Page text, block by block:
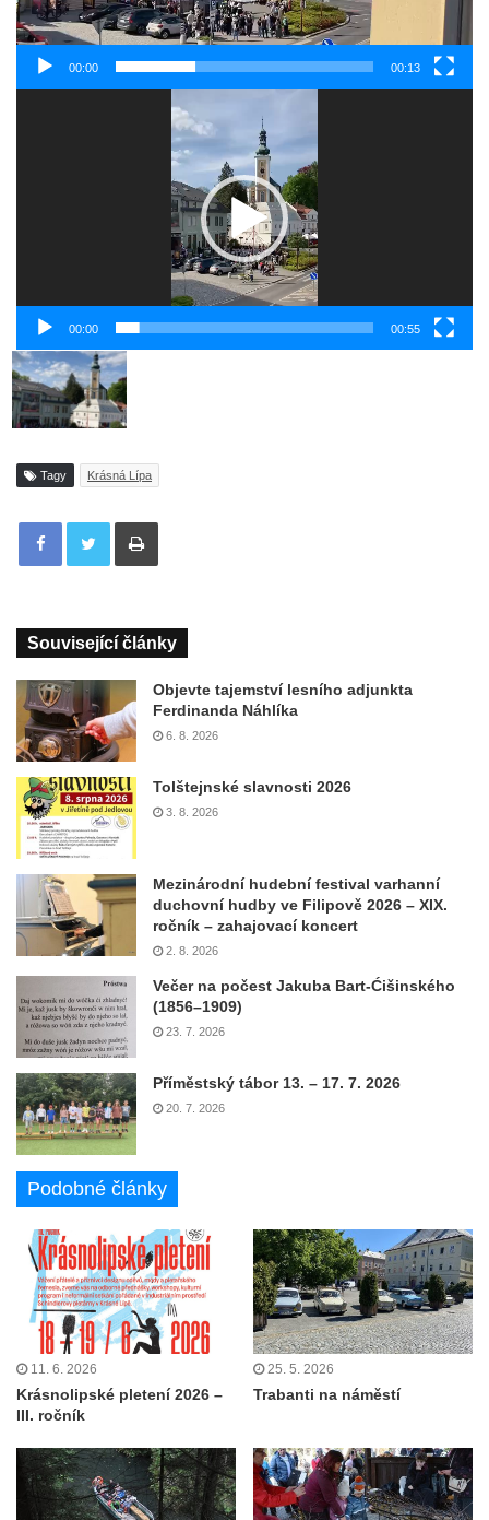
00:00 00:13
00:00 00:55
Tagy Krásná Lípa
Tisknout
Související články
Objevte tajemství lesního adjunkta
Ferdinanda Náhlíka
6. 8. 2026
Tolštejnské slavnosti 2026
3. 8. 2026
Mezinárodní hudební festival varhanní
duchovní hudby ve Filipově 2026 – XIX.
ročník – zahajovací koncert
2. 8. 2026
Večer na počest Jakuba Bart-Ćišinského
(1856–1909)
23. 7. 2026
Příměstský tábor 13. – 17. 7. 2026
20. 7. 2026
Podobné články
11. 6. 2026
Krásnolipské pletení 2026 –
III. ročník
25. 5. 2026
Trabanti na náměstí